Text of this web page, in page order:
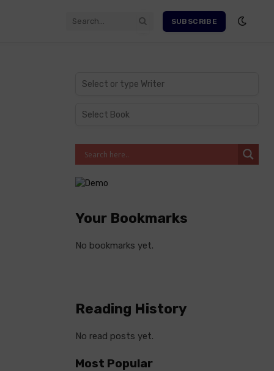
SUBSCRIBE
Your Bookmarks
No bookmarks yet.
Reading History
No read posts yet.
Most Popular